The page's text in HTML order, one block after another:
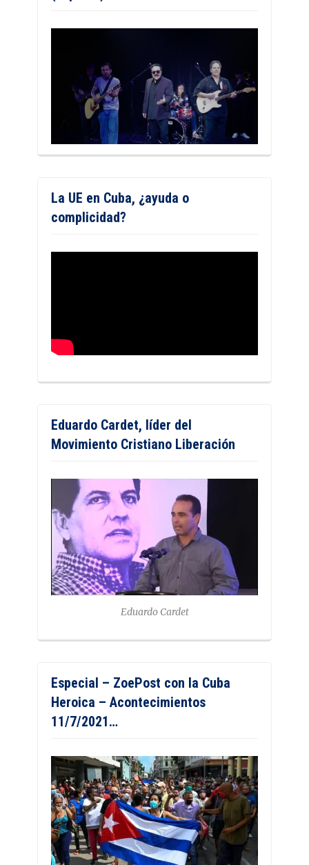
La UE en Cuba, ¿ayuda o
complicidad?
Eduardo Cardet, líder del
Movimiento Cristiano Liberación
Eduardo Cardet
Especial – ZoePost con la Cuba
Heroica – Acontecimientos
11/7/2021…